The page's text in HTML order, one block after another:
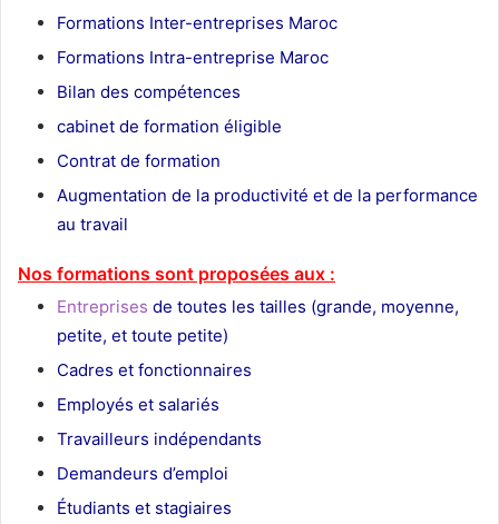
Formations Inter-entreprises Maroc
Formations Intra-entreprise Maroc
Bilan des compétences
cabinet de formation éligible
Contrat de formation
Augmentation de la productivité et de la performance
au travail
Nos formations sont proposées aux :
Entreprises de toutes les tailles (grande, moyenne,
petite, et toute petite)
Cadres et fonctionnaires
Employés et salariés
Travailleurs indépendants
Demandeurs d’emploi
Étudiants et stagiaires